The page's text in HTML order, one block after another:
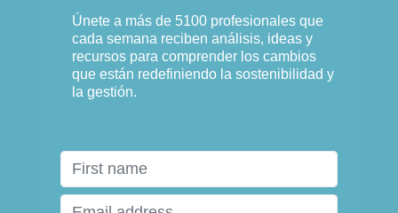
Únete a más de 5100 profesionales que
cada semana reciben análisis, ideas y
recursos para comprender los cambios
que están redefiniendo la sostenibilidad y
la gestión.